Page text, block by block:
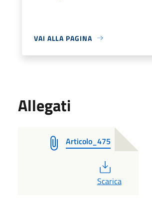
VAI ALLA PAGINA
Allegati
Articolo_475
PDF
Scarica